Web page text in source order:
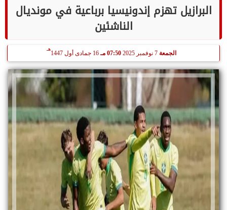
البرازيل تهزم إندونيسيا برباعية في مونديال
الناشئين
الجمعة 07:50 مـ 16 جمادى أول 1447
هـ